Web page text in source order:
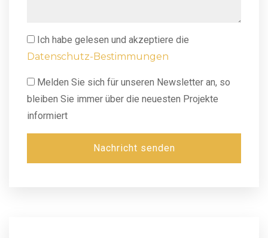
Ich habe gelesen und akzeptiere die
Datenschutz-Bestimmungen
Melden Sie sich für unseren Newsletter an, so
bleiben Sie immer über die neuesten Projekte
informiert
Nachricht senden